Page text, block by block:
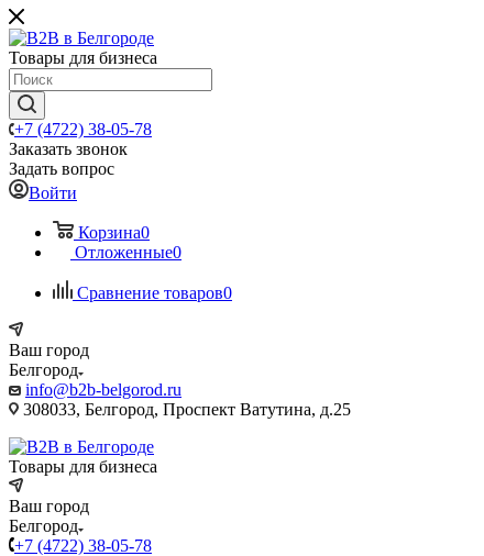
Товары для бизнеса
+7 (4722) 38-05-78
Заказать звонок
Задать вопрос
Войти
Корзина0
Отложенные0
Сравнение товаров0
Ваш город
Белгород
info@b2b-belgorod.ru
308033, Белгород, Проспект Ватутина, д.25
Товары для бизнеса
Ваш город
Белгород
+7 (4722) 38-05-78